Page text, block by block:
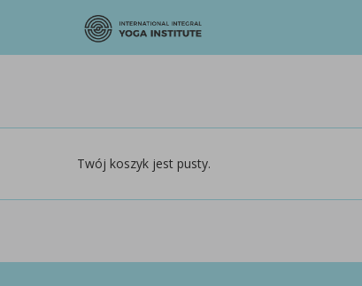
Twój koszyk jest pusty.